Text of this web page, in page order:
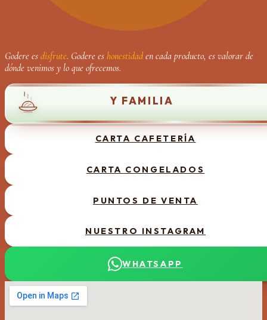
Godere es disfrute. Godere es honestidad en cada producto, es valorar de
dónde venimos y lo que ofrecemos.
Y FAMILIADOMINGO DE PASTA Y
CARTA CAFETERÍA
CARTA CONGELADOS
PUNTOS DE VENTA
NUESTRO INSTAGRAM
WHATSAPP